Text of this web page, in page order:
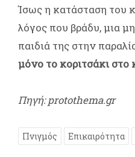
Ίσως η κατάσταση του
λόγος που βράδυ, μια
παιδιά της στην
μόνο το κοριτσάκι στο
Πηγή: protothema.gr
Πνιγμός Επικαιρότητα